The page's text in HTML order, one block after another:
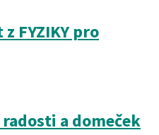
FYZIKY pro
a domeček